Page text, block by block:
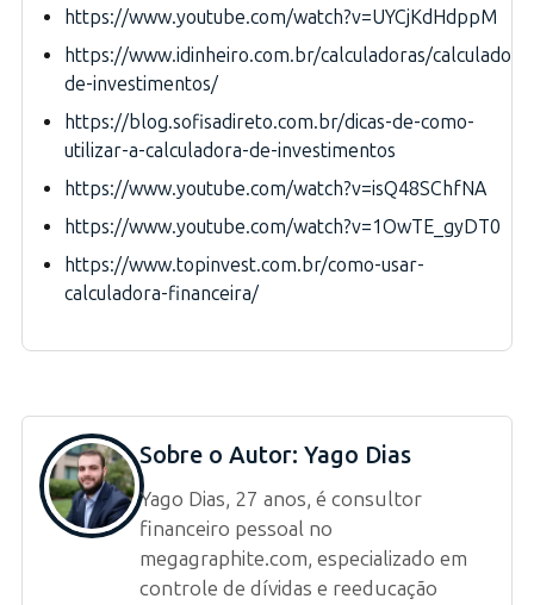
https://www.youtube.com/watch?v=UYCjKdHdppM
https://www.idinheiro.com.br/calculadoras/
de-investimentos/
https://blog.sofisadireto.com.br/dicas-de-como-
utilizar-a-calculadora-de-investimentos
https://www.youtube.com/watch?v=isQ48SChfNA
https://www.youtube.com/watch?v=1OwTE_gyDT0
https://www.topinvest.com.br/como-usar-
calculadora-financeira/
Sobre o Autor: Yago Dias
Yago Dias, 27 anos, é consultor
financeiro pessoal no
megagraphite.com, especializado em
controle de dívidas e reeducação